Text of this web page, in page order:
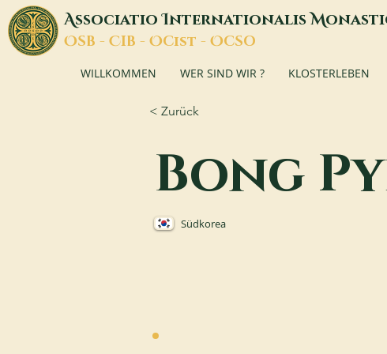
AssociatioInternationalisM
OSB - CIB - OCist - OCSO
WILLKOMMEN WER SIND WIR ? KLOSTERLEBEN
< Zurück
Bong
Südkorea